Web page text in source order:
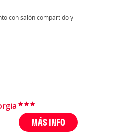
con salón compartido y
MÁS INFO